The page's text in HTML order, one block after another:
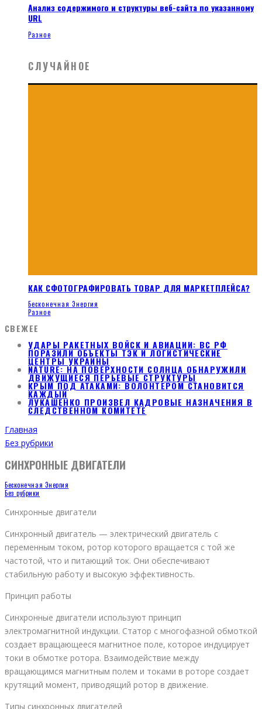
Анализ содержимого и структуры веб-сайта по указанному
URL
Разное
СЛУЧАЙНОЕ
КАК СФОТОГРАФИРОВАТЬ ТОВАР ДЛЯ МАРКЕТПЛЕЙСА?
Бесконечная Энергия
Разное
СВЕЖЕЕ
УДАРЫ РАКЕТНЫХ ВОЙСК И АВИАЦИИ: ВС РФ
ПОРАЗИЛИ ОБЪЕКТЫ ТЭК И ЛОГИСТИЧЕСКИЕ
ЦЕНТРЫ УКРАИНЫ
NATURE: НА ПОВЕРХНОСТИ СОЛНЦА ОБНАРУЖИЛИ
ДВИЖУЩИЕСЯ ПЕРЬЕВЫЕ СТРУКТУРЫ
КРЫМ ПОД АТАКАМИ: ВОЛОНТЕРОМ СТАНОВИТСЯ
КАЖДЫЙ
ЛУКАШЕНКО ПРОИЗВЕЛ КАДРОВЫЕ НАЗНАЧЕНИЯ В
СЛЕДСТВЕННОМ КОМИТЕТЕ
Главная
Без рубрики
СИНХРОННЫЕ ДВИГАТЕЛИ
Бесконечная Энергия
Без рубрики
Синхронные двигатели
Синхронный двигатель — электрический двигатель с
переменным током, ротор которого вращается с той же
частотой, что и питающий ток. Они обеспечивают
стабильную работу и высокую эффективность.
Принцип работы
Синхронные двигатели используют принцип
электромагнитной индукции. Статор с многофазной обмоткой
создает вращающееся магнитное поле, которое индуцирует
токи в обмотке ротора. Взаимодействие между
вращающимся магнитным полем и токами в роторе создает
крутящий момент, приводящий ротор в движение.
Типы синхронных двигателей